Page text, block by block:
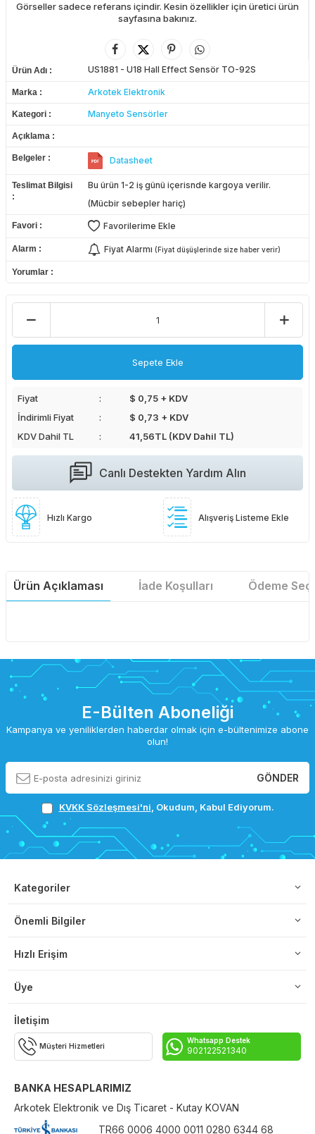
Görseller sadece referans içindir. Kesin özellikler için üretici ürün
sayfasına bakınız.
Ürün Adı US1881 - U18 Hall Effect Sensör TO-92S
Marka Arkotek Elektronik
Kategori Manyeto Sensörler
Açıklama
Belgeler Datasheet
Teslimat Bilgisi
Bu ürün 1-2 iş günü içerisnde kargoya verilir.
(Mücbir sebepler hariç)
Favori Favorilerime Ekle
Alarm Fiyat Alarmı (Fiyat düşüşlerinde size haber verir)
Yorumlar
Sepete Ekle
Fiyat
$ 0,75 + KDV
İndirimli Fiyat
$ 0,73 + KDV
KDV Dahil TL
41,56TL (KDV Dahil TL)
Canlı Destekten Yardım Alın
Hızlı Kargo Alışveriş Listeme Ekle
Ürün Açıklaması İade Koşulları Ödeme
E-Bülten Aboneliği
Kampanya ve yeniliklerden haberdar olmak için e-bültenimize abone
olun!
GÖNDER
KVKK Sözleşmesi'ni , Okudum, Kabul Ediyorum.
Kategoriler
Önemli Bilgiler
Hızlı Erişim
Üye
İletişim
Müşteri Hizmetleri
Whatsapp Destek
902122521340
BANKA HESAPLARIMIZ
Arkotek Elektronik ve Dış Ticaret - Kutay KOVAN
TR66 0006 4000 0011 0280 6344 68